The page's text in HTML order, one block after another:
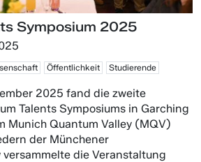
Symposium 2025
Öffentlichkeit Studierende
2025 fand die zweite
Talents Symposiums in Garching
Munich Quantum Valley (MQV)
der Münchener
die Veranstaltung